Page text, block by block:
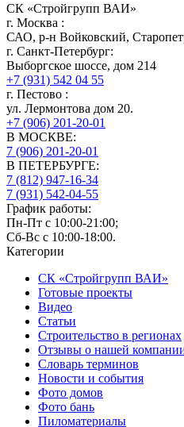
СК «Стройгрупп ВАИ»
г. Москва :
САО, р-н Войковский,
г. Санкт-Петербург:
Выборгское шоссе, дом 214
+7 (931) 542 04 55
г. Пестово :
ул. Лермонтова дом 20.
+7 (906) 201-20-01
В МОСКВЕ:
7 (906) 201-20-01
В ПЕТЕРБУРГЕ:
7 (812) 947-16-34
7 (931) 542-04-55
График работы:
Пн-Пт с 10:00-21:00;
Сб-Вс с 10:00-18:00.
Категории
СК «Стройгрупп ВАИ»
Готовые проекты
Видео
Статьи
Строительство в регионах
Отзывы о нашей
Словарь терминов
Новости и события
Фото домов
Фото бань
Пиломатериалы